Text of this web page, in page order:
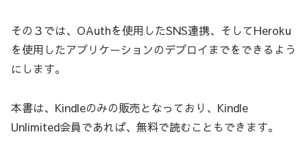
その３では、OAuthを使用したSNS連携、そしてHeroku
を使用したアプリケーションのデプロイまでをできるよう
にします。
本書は、Kindleのみの販売となっており、Kindle
Unlimited会員であれば、無料で読むこともできます。